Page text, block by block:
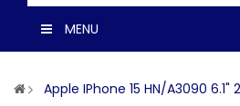
MENU
Apple IPhone 15 HN/A3090 6.1"